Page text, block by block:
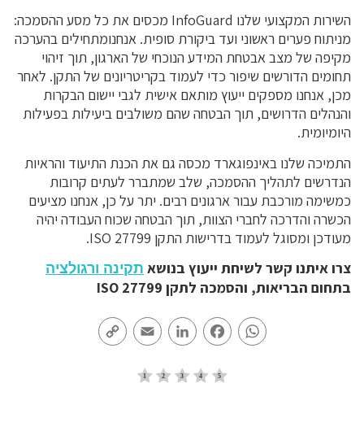
השירות המקצועי שלנו InfoGuard מכסים את כל מסע ההסמכה:
מניתוח פערים ראשוני ועד ביקורת סופית. אנחנומתחילים בהערכה
מקיפה של מצב אבטחת המידע הנוכחי של הארגון, תוך זיהוי
תחומים הדורשים שיפור כדי לעמוד בקריטריונים של התקן. לאחר
מכן, אנחנו מספקים ייעוץ מותאם אישית לגבי יישום הבקרות
והנהלים הדרושים, תוך הבטחה שהם משולבים ביעילות בפעילות
היומיומית.
התמיכה שלנו באינפוגארד מכסה גם את הכנת התיעוד והראיות
הנדרשים לתהליך ההסמכה, שלב שמתברר לעתים קרובות
כמשימה מורכבת עבור ארגונים רבים. יתר על כן, אנחנו מציעים
הכשרה והדרכה לחברי הצוות, תוך הבטחה שכוח העבודה יהיה
מעודכן ומסוגל לעמוד בדרישות התקן ISO 27799.
צרו איתנו קשר לשיחת ייעוץ בנושא תקינה ורגולציה
בתחום הבריאות, והסמכה לתקן ISO 27799
WhatsApp
Facebook
LinkedIn
Email